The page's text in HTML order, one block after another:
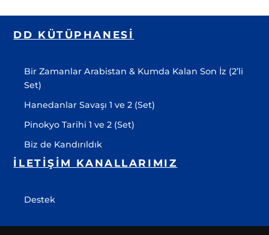
DD KÜTÜPHANESI
Bir Zamanlar Arabistan & Kumda Kalan Son İz (2’li
Set)
Hanedanlar Savaşı 1 ve 2 (Set)
Pinokyo Tarihi 1 ve 2 (Set)
Biz de Kandırıldık
İLETIŞIM KANALLARIMIZ
Destek